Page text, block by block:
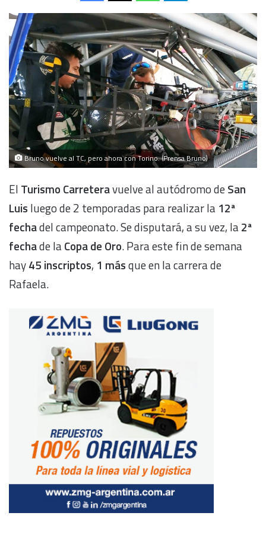
Bruno vuelve al TC, pero ahora con Torino. (Prensa Bruno)
El Turismo Carreteravuelve al autódromo deSan
Luis luego de 2 temporadas para realizar la 12ª
fechadel campeonato. Se disputará, a su vez, la2ª
fechade laCopa de Oro. Para este fin de semana
hay45 inscriptos, 1 másque en la carrera de
Rafaela.